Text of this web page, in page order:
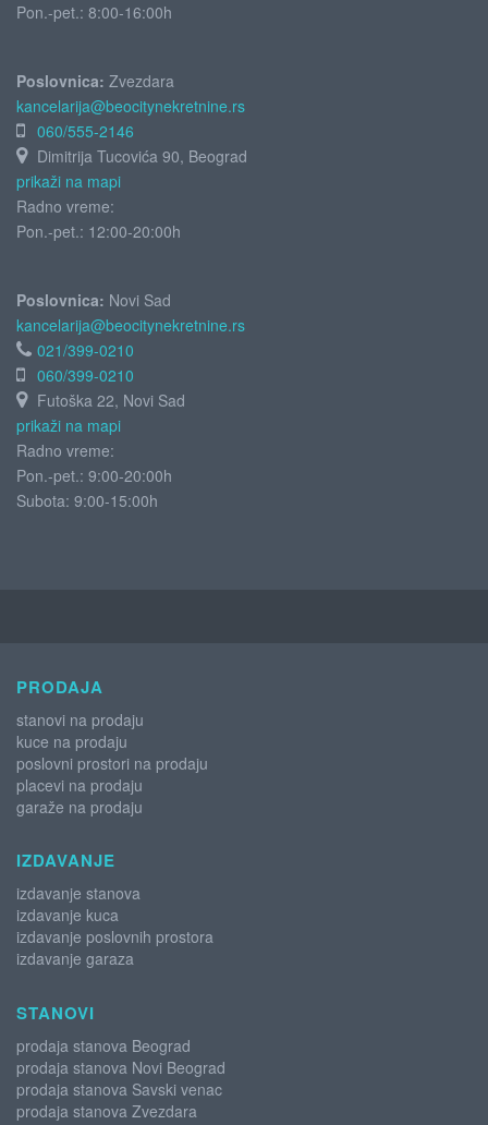
Pon.-pet.: 8:00-16:00h
Poslovnica: Zvezdara
kancelarija@beocitynekretnine.rs
060/555-2146
Dimitrija Tucovića 90, Beograd
prikaži na mapi
Radno vreme:
Pon.-pet.: 12:00-20:00h
Poslovnica: Novi Sad
kancelarija@beocitynekretnine.rs
021/399-0210
060/399-0210
Futoška 22, Novi Sad
prikaži na mapi
Radno vreme:
Pon.-pet.: 9:00-20:00h
Subota: 9:00-15:00h
PRODAJA
stanovi na prodaju
kuce na prodaju
poslovni prostori na prodaju
placevi na prodaju
garaže na prodaju
IZDAVANJE
izdavanje stanova
izdavanje kuca
izdavanje poslovnih prostora
izdavanje garaza
STANOVI
prodaja stanova Beograd
prodaja stanova Novi Beograd
prodaja stanova Savski venac
prodaja stanova Zvezdara